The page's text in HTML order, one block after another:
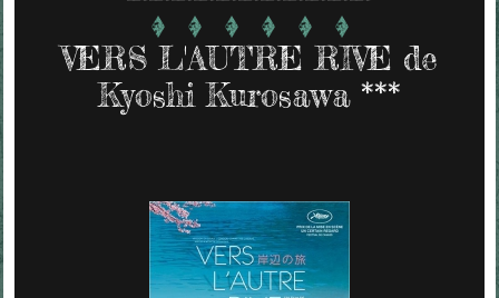
VERS L'AUTRE RIVE de
Kyoshi Kurosawa ***